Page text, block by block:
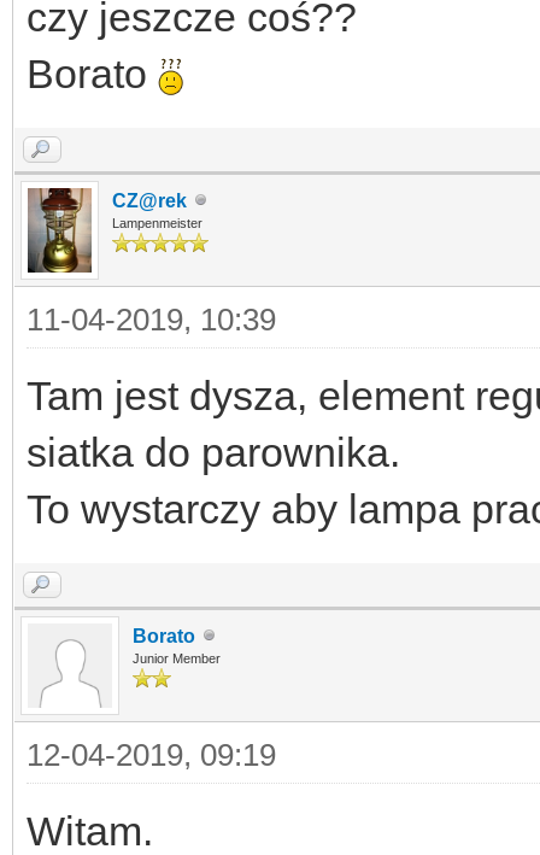
czy jeszcze coś??
Borato
CZ@rek
Lampenmeister
11-04-2019, 10:39
Tam jest dysza, element
siatka do parownika.
To wystarczy aby lampa
Borato
Junior Member
12-04-2019, 09:19
Witam.